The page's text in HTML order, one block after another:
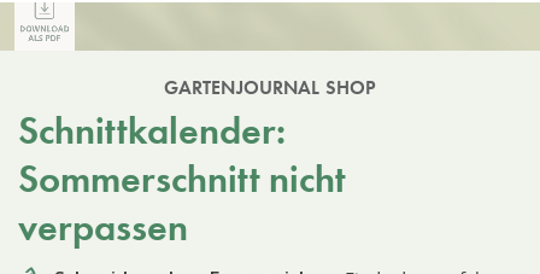
GARTENJOURNAL SHOP
Schnittkalender:
Sommerschnitt nicht
verpassen